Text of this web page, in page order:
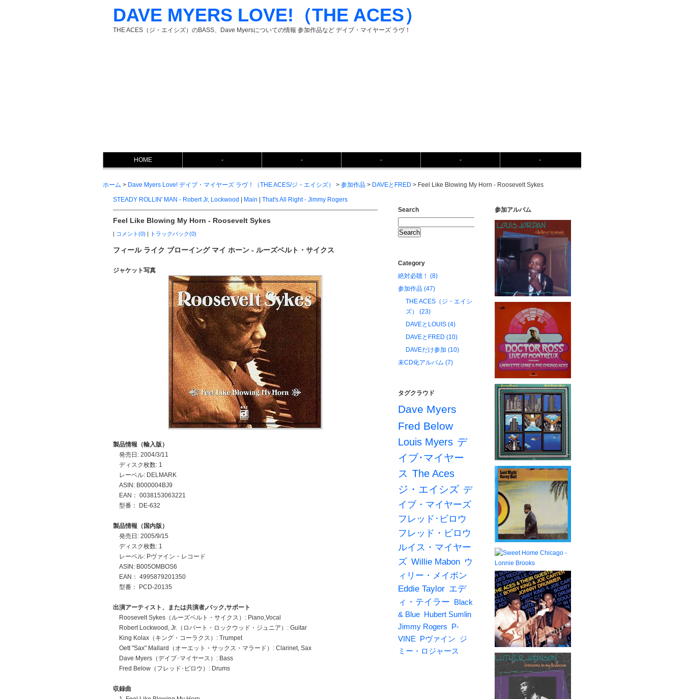
DAVE MYERS LOVE!（THE ACES）
THE ACES（ジ・エイシズ）のBASS、Dave Myersについての情報 参加作品など デイブ・マイヤーズ ラヴ！
HOME - - - - -
ホーム > Dave Myers Love! デイブ・マイヤーズ ラヴ！（THE ACES/ジ・エイシズ） > 参加作品 > DAVEとFRED > Feel Like Blowing My Horn - Roosevelt Sykes
STEADY ROLLIN' MAN - Robert Jr, Lockwood Main That's All Right - Jimmy Rogers
Feel Like Blowing My Horn - Roosevelt Sykes
| コメント(0) | トラックバック(0)
フィール ライク ブローイング マイ ホーン - ルーズベルト・サイクス
ジャケット写真
製品情報（輸入版）
発売日: 2004/3/11
ディスク枚数: 1
レーベル: DELMARK
ASIN: B000004BJ9
EAN： 0038153063221
型番： DE-632
製品情報（国内版）
発売日: 2005/9/15
ディスク枚数: 1
レーベル: Pヴァイン・レコード
ASIN: B005OMBOS6
EAN： 4995879201350
型番： PCD-20135
出演アーティスト、または共演者,バック,サポート
Roosevelt Sykes（ルーズベルト・サイクス）: Piano,Vocal
Robert Lockwood, Jr.（ロバート・ロックウッド・ジュニア）: Guitar
King Kolax（キング・コーラクス）: Trumpet
Oett "Sax" Mallard（オーエット・サックス・マラード）: Clarinet, Sax
Dave Myers（デイブ･マイヤース）: Bass
Fred Below（フレッド･ビロウ）: Drums
収録曲
参加アルバム
Search
Category
絶対必聴！ (8)
参加作品 (47)
THE ACES（ジ・エイシ
ズ） (23)
DAVEとLOUIS (4)
DAVEとFRED (10)
DAVEだけ参加 (10)
未CD化アルバム (7)
タグクラウド
Dave Myers
Fred Below
Louis Myers デ
イブ･マイヤー
ス The Aces
ジ・エイシズ デ
イブ・マイヤーズ
フレッド･ビロウ
フレッド・ビロウ
ルイス・マイヤー
ズ Willie Mabon ウ
ィリー・メイボン
Eddie Taylor エデ
ィ・テイラー Black
& Blue Hubert Sumlin
Jimmy Rogers P-
VINE Pヴァイン ジ
ミー・ロジャース